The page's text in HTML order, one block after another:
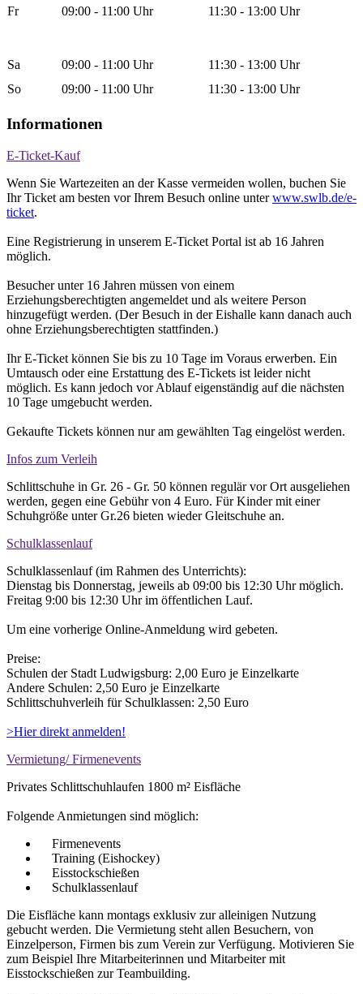
Fr 09:00 - 11:00 Uhr 11:30 - 13:00 Uhr
Sa 09:00 - 11:00 Uhr
11:30 - 13:00 Uhr
So
09:00 - 11:00 Uhr 11:30 - 13:00 Uhr
Informationen
E-Ticket-Kauf
Wenn Sie Wartezeiten an der Kasse vermeiden wollen, buchen Sie
Ihr Ticket am besten vor Ihrem Besuch online unterwww.swlb.de/e-
ticket.
Eine Registrierung in unserem E-Ticket Portal ist ab 16 Jahren
möglich.
Besucher unter 16 Jahren müssen von einem
Erziehungsberechtigten angemeldet und als weitere Person
hinzugefügt werden. (Der Besuch in der Eishalle kann danach auch
ohne Erziehungsberechtigten stattfinden.)
Ihr E-Ticket können Sie bis zu 10 Tage im Voraus erwerben. Ein
Umtausch oder eine Erstattung des E-Tickets ist leider nicht
möglich. Es kann jedoch vor Ablauf eigenständig auf die nächsten
10 Tage umgebucht werden.
Gekaufte Tickets können nur am gewählten Tag eingelöst werden.
Infos zum Verleih
Schlittschuhe in Gr. 26 - Gr. 50 können regulär vor Ort ausgeliehen
werden, gegen eine Gebühr von 4 Euro. Für Kinder mit einer
Schuhgröße unter Gr.26 bieten wieder Gleitschuhe an.
Schulklassenlauf
Schulklassenlauf (im Rahmen des Unterrichts):
Dienstag bis Donnerstag, jeweils ab 09:00 bis 12:30 Uhr möglich.
Freitag 9:00 bis 12:30 Uhr im öffentlichen Lauf.
Um eine vorherige Online-Anmeldung wird gebeten.
Preise:
Schulen der Stadt Ludwigsburg: 2,00 Euro je Einzelkarte
Andere Schulen: 2,50 Euro je Einzelkarte
Schlittschuhverleih für Schulklassen: 2,50 Euro
>Hier direkt anmelden!
Vermietung/ Firmenevents
Privates Schlittschuhlaufen 1800 m² Eisfläche
Folgende Anmietungen sind möglich:
Firmenevents
Training (Eishockey)
Eisstockschießen
Schulklassenlauf
Die Eisfläche kann montags exklusiv zur alleinigen Nutzung
gebucht werden. Die Vermietung steht allen Besuchern, von
Einzelperson, Firmen bis zum Verein zur Verfügung. Motivieren Sie
zum Beispiel Ihre Mitarbeiterinnen und Mitarbeiter mit
Eisstockschießen zur Teambuilding.